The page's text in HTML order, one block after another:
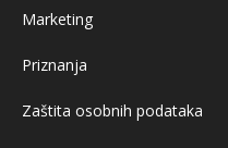
Marketing
Priznanja
Zaštita osobnih podataka